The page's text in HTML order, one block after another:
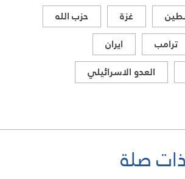
غزة
حزب الله
ترامب
ايران
العدو الاسرائيلي
صلة